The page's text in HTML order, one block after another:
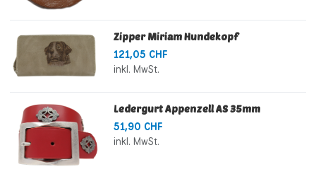
Zipper Miriam Hundekopf
121,05 CHF
inkl. MwSt.
Ledergurt Appenzell AS 35mm
51,90 CHF
inkl. MwSt.